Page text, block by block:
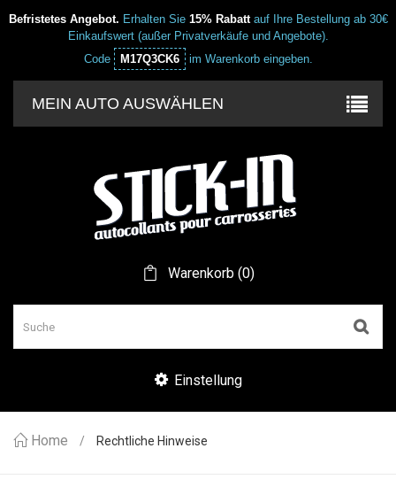
Befristetes Angebot. Erhalten Sie 15% Rabattauf Ihre Bestellung ab 30€
Einkaufswert (außer Privatverkäufe und Angebote).
Code
M17Q3CK6 im Warenkorb eingeben.
MEIN AUTO AUSWÄHLEN
Warenkorb(0)
Einstellung
Home Rechtliche Hinweise